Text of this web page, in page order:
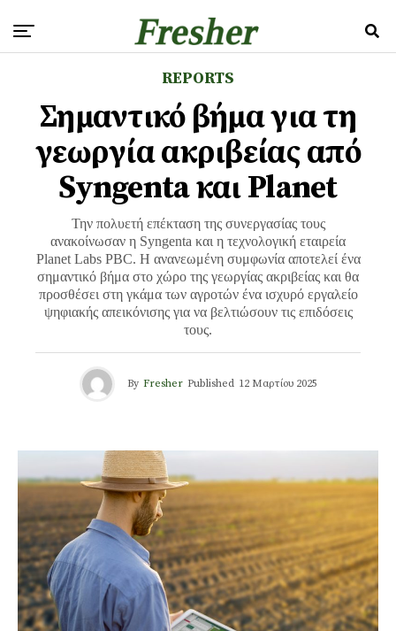
REPORTS
Σημαντικό βήμα για τη
γεωργία ακριβείας από
Syngenta και Planet
Την πολυετή επέκταση της συνεργασίας τους
ανακοίνωσαν η Syngenta και η τεχνολογική εταιρεία
Planet Labs PBC. Η ανανεωμένη συμφωνία αποτελεί ένα
σημαντικό βήμα στο χώρο της γεωργίας ακριβείας και θα
προσθέσει στη γκάμα των αγροτών ένα ισχυρό εργαλείο
ψηφιακής απεικόνισης για να βελτιώσουν τις επιδόσεις
τους.
By Fresher Published 12 Μαρτίου 2025